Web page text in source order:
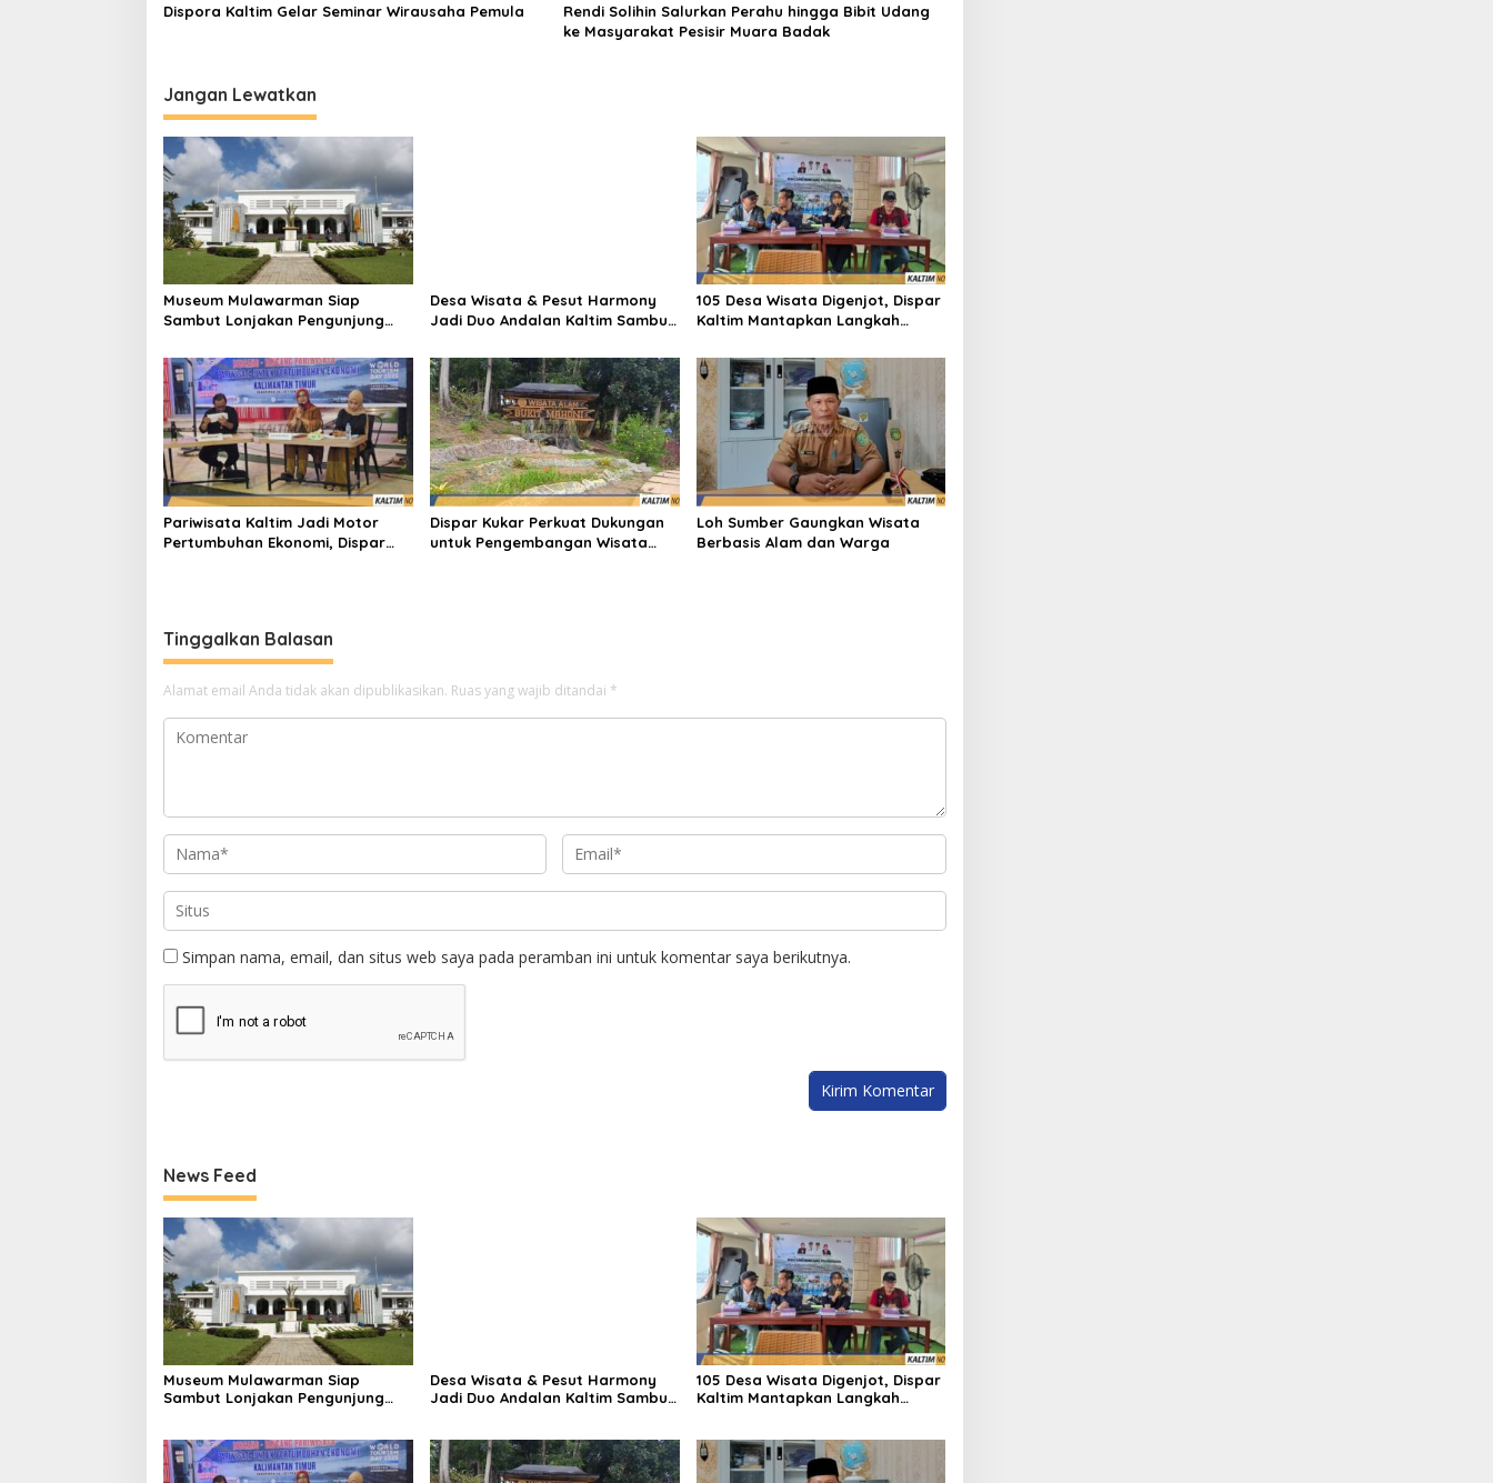
Dispora Kaltim Gelar Seminar Wirausaha Pemula
Rendi Solihin Salurkan Perahu hingga Bibit Udang
ke Masyarakat Pesisir Muara Badak
Jangan Lewatkan
Museum Mulawarman Siap
Sambut Lonjakan Pengunjung
Desa Wisata & Pesut Harmony
Jadi Duo Andalan Kaltim Sambut
105 Desa Wisata Digenjot, Dispar
Kaltim Mantapkan Langkah
Jospol
Pariwisata Kaltim Jadi Motor
Pertumbuhan Ekonomi, Dispar
Dispar Kukar Perkuat Dukungan
untuk Pengembangan Wisata
Loh Sumber Gaungkan Wisata
Berbasis Alam dan Warga
Tinggalkan Balasan
Alamat email Anda tidak akan dipublikasikan. Ruas yang wajib ditandai *
Simpan nama, email, dan situs web saya pada peramban ini untuk komentar saya berikutnya.
News Feed
Museum Mulawarman Siap
Sambut Lonjakan Pengunjung
Desa Wisata & Pesut Harmony
Jadi Duo Andalan Kaltim Sambut
105 Desa Wisata Digenjot, Dispar
Kaltim Mantapkan Langkah